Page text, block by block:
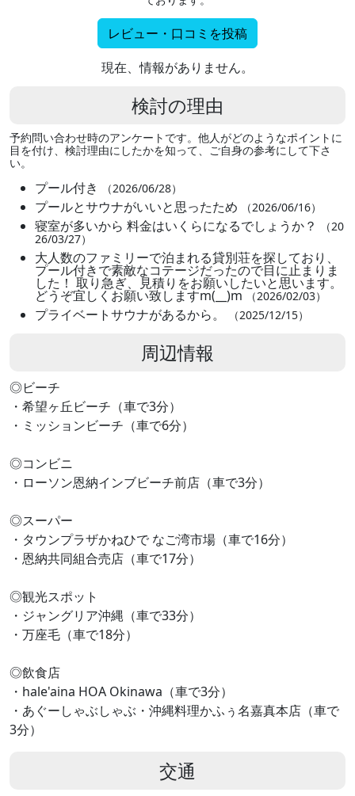
レビュー・口コミを投稿
現在、情報がありません。
検討の理由
予約問い合わせ時のアンケートです。他人がどのようなポイントに
目を付け、検討理由にしたかを知って、ご自身の参考にして下さ
い。
プール付き （2026/06/28）
プールとサウナがいいと思ったため （2026/06/16）
寝室が多いから 料金はいくらになるでしょうか？
（20
26/03/27）
大人数のファミリーで泊まれる貸別荘を探しており、
プール付きで素敵なコテージだったので目に止まりま
した！ 取り急ぎ、見積りをお願いしたいと思います。
どうぞ宜しくお願い致しますm(__)m （2026/02/03）
プライベートサウナがあるから。 （2025/12/15）
周辺情報
◎ビーチ
・希望ヶ丘ビーチ（車で3分）
・ミッションビーチ（車で6分）
◎コンビニ
・ローソン恩納インブビーチ前店（車で3分）
◎スーパー
・タウンプラザかねひで なご湾市場（車で16分）
・恩納共同組合売店（車で17分）
◎観光スポット
・ジャングリア沖縄（車で33分）
・万座毛（車で18分）
◎飲食店
・hale'aina HOA Okinawa（車で3分）
・あぐーしゃぶしゃぶ・沖縄料理かふぅ名嘉真本店（車で
3分）
交通